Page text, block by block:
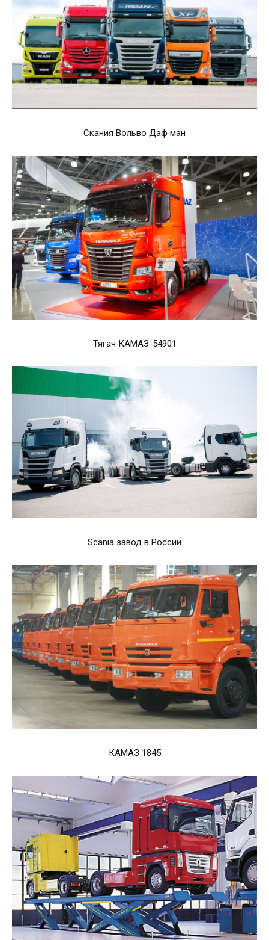
Скания Вольво Даф ман
Тягач КАМАЗ-54901
Scania завод в России
КАМАЗ 1845